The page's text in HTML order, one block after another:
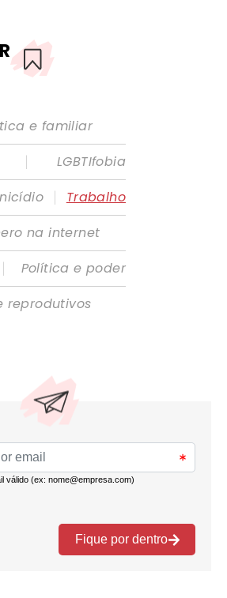
e familiar
|
LGBTIfobia
|
Trabalho
na internet
|
Política e poder
reprodutivos